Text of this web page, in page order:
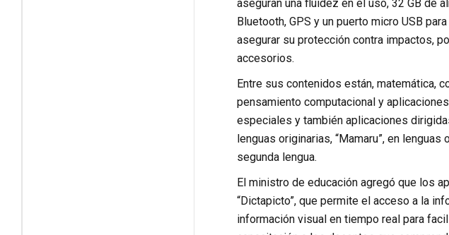
aseguran una fluidez en el uso, 32 GB de
Bluetooth, GPS y un puerto micro USB
asegurar su protección contra impactos,
accesorios.
Entre sus contenidos están, matemática,
pensamiento computacional y
especiales y también aplicaciones
lenguas originarias, “Mamaru”, en
segunda lengua.
El ministro de educación agregó que los
“Dictapicto”, que permite el acceso a la
información visual en tiempo real para